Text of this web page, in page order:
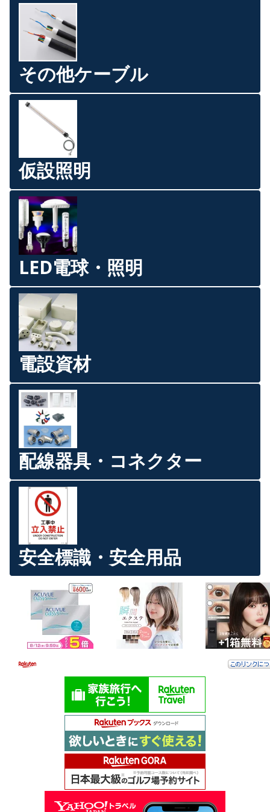
その他ケーブル
仮設照明
LED電球・照明
電設資材
配線器具・コネクター
安全標識・安全用品